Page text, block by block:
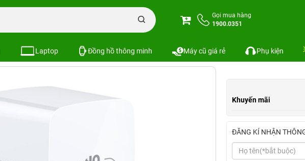
Gọi mua hàng
1900.0351
Laptop Đồng hồ thông minh Máy cũ giá rẻ Phụ kiện
Sạc Anker PowerPort Mini 2 Cổng 12W - A2620
Khuyến mãi
ĐĂNG KÍ NHẬN